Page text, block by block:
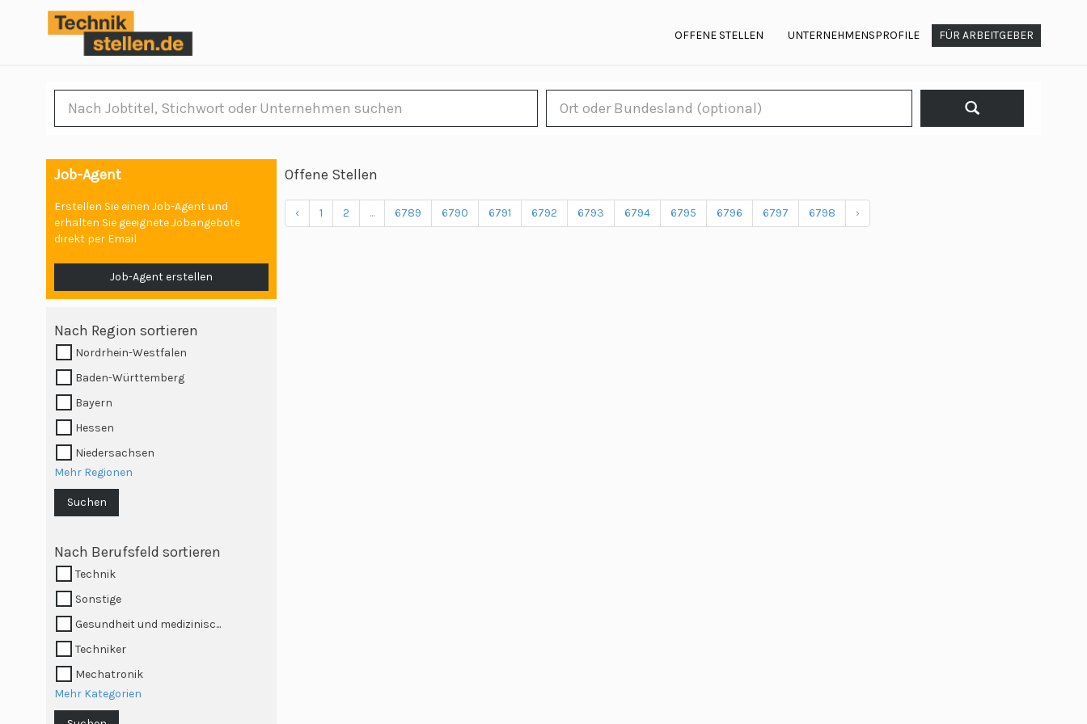
OFFENE STELLEN UNTERNEHMENSPROFILE FÜR ARBEITGEBER
Job-Agent
Erstellen Sie einen Job-Agent und
erhalten Sie geeignete Jobangebote
direkt per Email
Job-Agent erstellen
Nach Region sortieren
Nordrhein-Westfalen
Baden-Württemberg
Bayern
Hessen
Niedersachsen
Mehr Regionen
Suchen
Nach Berufsfeld sortieren
Technik
Sonstige
Gesundheit und medizinisc...
Techniker
Mechatronik
Mehr Kategorien
Offene Stellen
‹ 1 2 ... 6789 6790 6791 6792 6793 6794 6795 6796 6797 6798 ›